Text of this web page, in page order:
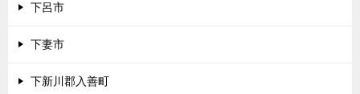
下呂市
下妻市
下新川郡入善町